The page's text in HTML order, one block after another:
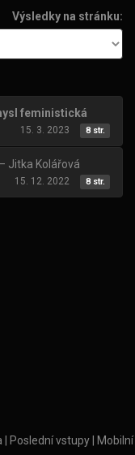
Výsledky na stránku:
feministická
15. 3. 2023 8 str.
Jitka Kolářová
15. 12. 2022 8 str.
Poslední vstupy
Mobilní